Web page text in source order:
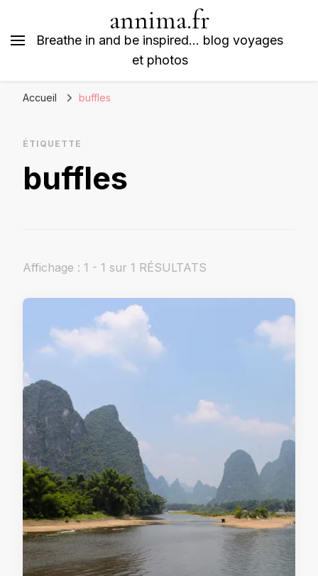
annima.fr
Breathe in and be inspired… blog voyages
et photos
Accueil buffles
ÉTIQUETTE
buffles
Affichage : 1 - 1 sur 1 RÉSULTATS